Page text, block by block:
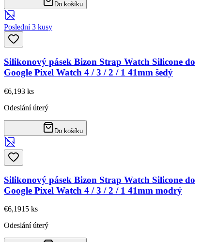
Do košíku
Poslední 3 kusy
Silikonový pásek Bizon Strap Watch Silicone do
Google Pixel Watch 4 / 3 / 2 / 1 41mm šedý
€6,193 ks
Odeslání úterý
Do košíku
Silikonový pásek Bizon Strap Watch Silicone do
Google Pixel Watch 4 / 3 / 2 / 1 41mm modrý
€6,1915 ks
Odeslání úterý